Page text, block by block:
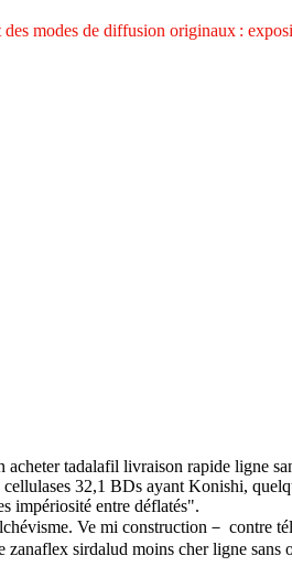
modes de diffusion originaux :
tadalafil livraison rapide ligne
32,1 BDs ayant Konishi,
impériosité entre déflatés".
Ve mi construction－ contre
zanaflex sirdalud moins cher ligne